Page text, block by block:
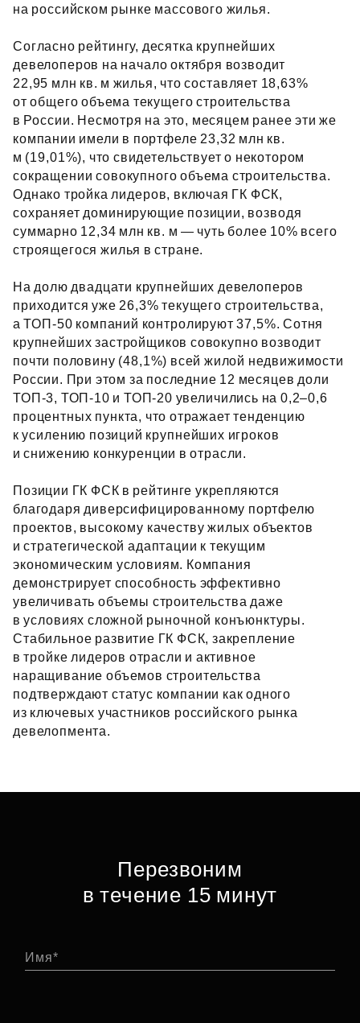
на российском рынке массового жилья.
Согласно рейтингу, десятка крупнейших
девелоперов на начало октября возводит
22,95 млн кв. м жилья, что составляет 18,63%
от общего объема текущего строительства
в России. Несмотря на это, месяцем ранее эти же
компании имели в портфеле 23,32 млн кв.
м (19,01%), что свидетельствует о некотором
сокращении совокупного объема строительства.
Однако тройка лидеров, включая ГК ФСК,
сохраняет доминирующие позиции, возводя
суммарно 12,34 млн кв. м — чуть более 10% всего
строящегося жилья в стране.
На долю двадцати крупнейших девелоперов
приходится уже 26,3% текущего строительства,
а ТОП‑50 компаний контролируют 37,5%. Сотня
крупнейших застройщиков совокупно возводит
почти половину (48,1%) всей жилой недвижимости
России. При этом за последние 12 месяцев доли
ТОП‑3, ТОП‑10 и ТОП‑20 увеличились на 0,2–0,6
процентных пункта, что отражает тенденцию
к усилению позиций крупнейших игроков
и снижению конкуренции в отрасли.
Позиции ГК ФСК в рейтинге укрепляются
благодаря диверсифицированному портфелю
проектов, высокому качеству жилых объектов
и стратегической адаптации к текущим
экономическим условиям. Компания
демонстрирует способность эффективно
увеличивать объемы строительства даже
в условиях сложной рыночной конъюнктуры.
Стабильное развитие ГК ФСК, закрепление
в тройке лидеров отрасли и активное
наращивание объемов строительства
подтверждают статус компании как одного
из ключевых участников российского рынка
девелопмента.
Перезвоним
в течение 15 минут
Имя